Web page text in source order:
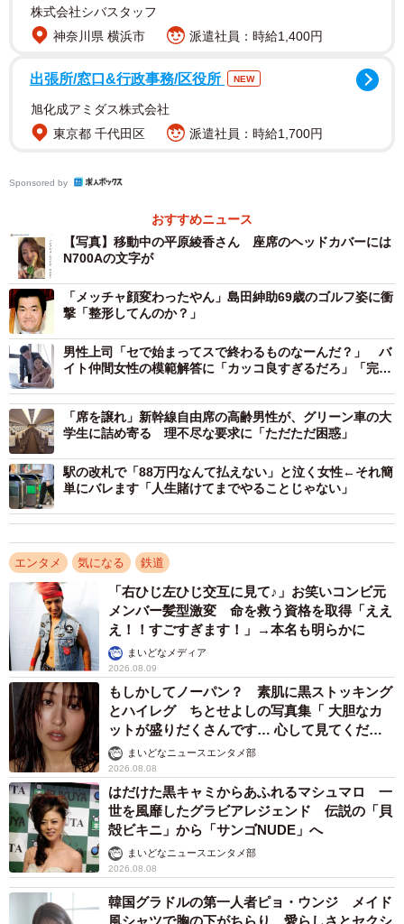
ね」「笑いました」「リュック大丈夫でしたか？」などの
反応がありました。
平原さんは1984年、東京都生まれ。2003年12月、ホルス
トの組曲「惑星」の中の「木星」に日本語詞を付けた
「Jupiter（ジュピター）」でデビュー。ミリオンセラーの
場。今年9月にはフルオーケストラアルバム「my
Orchestra!」（全11曲、ボーナストラック収録）をリリース
予定。
株式会社シバスタッフ
神奈川県 横浜市
派遣社員：時給1,400円
出張所/窓口&行政事務/区役所 NEW
旭化成アミダス株式会社
東京都 千代田区
派遣社員：時給1,700円
Sponsored by
おすすめニュース
【写真】移動中の平原綾香さん 座席のヘッドカバーには
N700Aの文字が
「メッチャ顔変わったやん」島田紳助69歳のゴルフ姿に衝
撃「整形してんのか？」
男性上司「セで始まってスで終わるものなーんだ？」 バ
イト仲間女性の模範解答に「カッコ良すぎるだろ」「完璧
「席を譲れ」新幹線自由席の高齢男性が、グリーン車の大
学生に詰め寄る 理不尽な要求に「ただただ困惑」
駅の改札で「88万円なんて払えない」と泣く女性←それ簡
単にバレます「人生賭けてまでやることじゃない」
エンタメ 気になる 鉄道
「右ひじ左ひじ交互に見て♪」お笑いコンビ元
メンバー髪型激変 命を救う資格を取得「ええ
え！！すごすぎます！」→本名も明らかに
まいどなメディア
2026.08.09
もしかしてノーパン？ 素肌に黒ストッキング
とハイレグ ちとせよしの写真集「 大胆なカ
ットが盛りだくさんです… 心して見てくださ
い」まいどなニュースエンタメ部
2026.08.08
はだけた黒キャミからあふれるマシュマロ 一
世を風靡したグラビアレジェンド 伝説の「貝
殻ビキニ」から「サンゴNUDE」へ
まいどなニュースエンタメ部
2026.08.08
韓国グラドルの第一人者ピョ・ウンジ メイド
風シャツで胸の下がちらり 愛らしさとセクシ